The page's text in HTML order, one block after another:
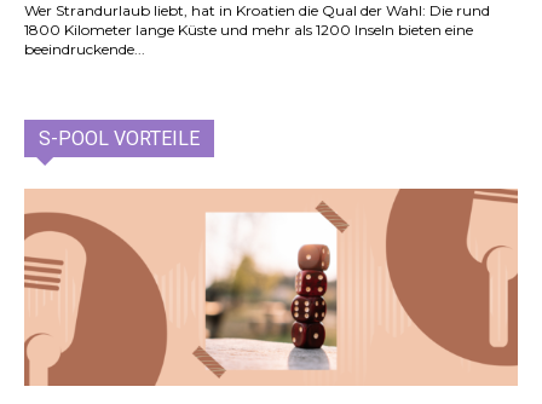
Wer Strandurlaub liebt, hat in Kroatien die Qual der Wahl: Die rund
1800 Kilometer lange Küste und mehr als 1200 Inseln bieten eine
beeindruckende...
S-POOL VORTEILE